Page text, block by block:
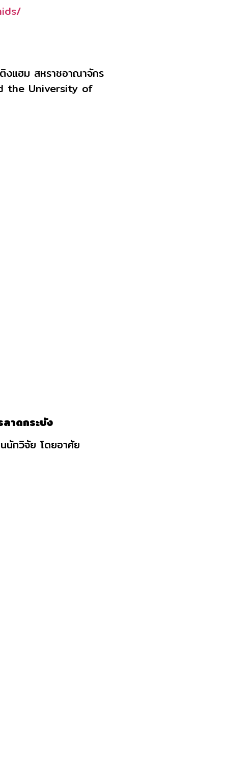
งแฮม สหราชอาณาจักร
the University of
าดกระบัง
นักวิจัย โดยอาศัย